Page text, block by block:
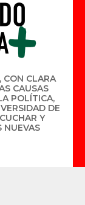
CON CLARA
CAUSAS
POLÍTICA,
DE
Y
NUEVAS